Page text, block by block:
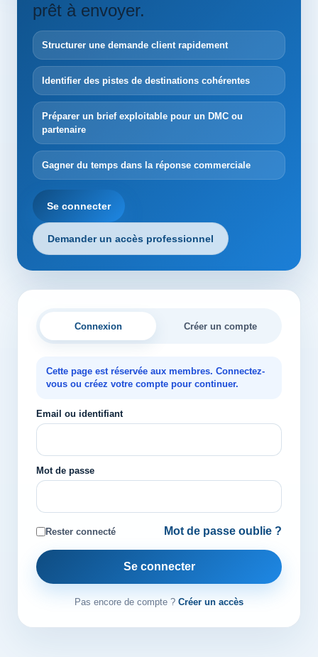
prêt à envoyer.
Structurer une demande client rapidement
Identifier des pistes de destinations cohérentes
Préparer un brief exploitable pour un DMC ou
partenaire
Gagner du temps dans la réponse commerciale
Se connecter
Demander un accès professionnel
Connexion Créer un compte
Cette page est réservée aux membres. Connectez-
vous ou créez votre compte pour continuer.
Email ou identifiant
Mot de passe
Rester connecté Mot de passe oublie ?
Se connecter
Pas encore de compte ? Créer un accès